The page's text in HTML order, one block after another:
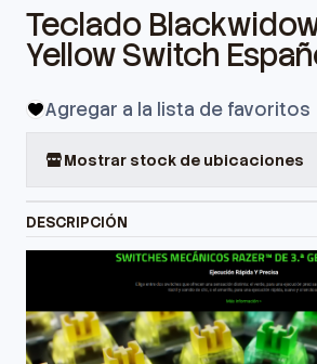
Teclado
Yellow Switch
Agregar a la lista de favoritos
Mostrar stock de ubicaciones
DESCRIPCIÓN